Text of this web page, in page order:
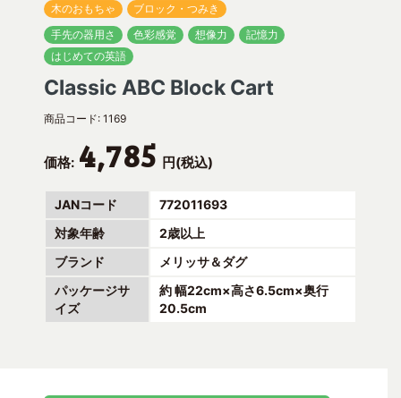
木のおもちゃ
ブロック・つみき
手先の器用さ
色彩感覚 想像力
記憶力
はじめての英語
Classic ABC Block Cart
商品コード: 1169
価格: 4,785 円(税込)
JANコード
772011693
対象年齢
2歳以上
ブランド
メリッサ＆ダグ
パッケージサ
イズ
約 幅22cm×高さ6.5cm×奥行
20.5cm